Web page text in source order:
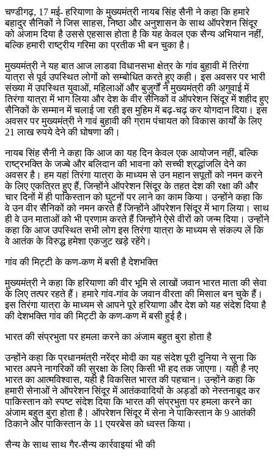
चण्डीगढ़, 17 मई- हरियाणा के मुख्यमंत्री नायब सिंह सैनी ने कहा कि हमारे
बहादुर सैनिकों ने जिस साहस, निष्ठा और अनुशासन के साथ ऑपरेशन सिंदूर
को अंजाम दिया है उससे एहसास होता है कि यह केवल एक सैन्य अभियान नहीं,
बल्कि हमारी राष्ट्रीय गरिमा का प्रतीक भी बन चुका है।
मुख्यमंत्री ने यह बात आज लाडवा विधानसभा क्षेत्र के गांव बुहावी में तिरंगा
यात्रा से पूर्व उपस्थित लोगों को सम्बोधित करते हुए कही। इस अवसर पर भारी
संख्या में उपस्थित युवाओं, महिलाओं और बुजुर्गों ने मुख्यमंत्री की अगुवाई में
तिरंगा यात्रा में भाग लिया और देश के वीर सैनिकों व ऑपरेशन सिंदूर में शहीद हुए
सैनिकों के सम्मान में चलाई जा रही इस मुहिम में बढ़-चढ़ कर योगदान दिया। इस
अवसर पर मुख्यमंत्री ने गावं बुहावी की ग्राम पंचायत को विकास कार्यों के लिए
21 लाख रुपये देने की घोषणा की।
नायब सिंह सैनी ने कहा कि आज का यह दिन केवल एक आयोजन नहीं, बल्कि
राष्ट्रभक्ति के जज्बे और बलिदान की भावना को सच्ची श्रद्धांजलि देने का
अवसर है। हम यहां तिरंगा यात्रा के माध्यम से उन महान सपूतों को नमन करने
के लिए एकत्रित हुए हैं, जिन्होंने ऑपरेशन सिंदूर के तहत देश की रक्षा की और
चार दिनों में ही पाकिस्तान को घुटनों पर लाने का काम किया। उन्होंने कहा कि
वे उन वीर सैनिकों को नमन करते हैं जिन्होंने ऑपरेशन सिंदूर में भाग लिया। साथ
ही वे उन माताओं को भी प्रणाम करते हैं जिन्होंने ऐसे वीरों को जन्म दिया। उन्होंने
कहा कि आज उपस्थित सभी लोग इस तिरंगा यात्रा के माध्यम से संकल्प लें कि
वे आतंक के विरुद्ध हमेशा एकजुट खड़े रहेंगे।
गांव की मिट्टी के कण-कण में बसी है देशभक्ति
मुख्यमंत्री ने कहा कि हरियाणा की वीर भूमि से लाखों जवान भारत माता की सेवा
के लिए तत्पर रहते हैं। हमारे गांव-गांव के जवान वीरता की मिसाल बन चुके हैं।
इस तिरंगा यात्रा के माध्यम से आपने पूरे हरियाणा और देश को यह संदेश दिया है
की देशभक्ति गांव की मिट्टी के कण-कण में बसी हुई है।
भारत की संप्रभुता पर हमला करने का अंजाम बहुत बुरा होता है
उन्होंने कहा कि प्रधानमंत्री नरेंद्र मोदी का यह संदेश पूरी दुनिया ने सुना कि
भारत अपने नागरिकों की सुरक्षा के लिए किसी भी हद तक जाएगा। यही है नए
भारत का आत्मविश्वास, यही है विकसित भारत की पहचान। उन्होंने कहा कि
हमारी सेनाओं ने ऑपरेशन सिंदूर में आतंकवादियों के अड्डों को नेस्तनाबूद कर
पाकिस्तान को स्पष्ट संदेश दिया कि भारत की संप्रभुता पर हमला करने का
अंजाम बहुत बुरा होता है। ऑपरेशन सिंदूर में सेना ने पाकिस्तान के 9 आतंकी
ठिकाने और पाकिस्तान के 11 एयरबेस को ध्वस्त किया।
सैन्य के साथ साथ गैर-सैन्य कार्रवाइयां भी की